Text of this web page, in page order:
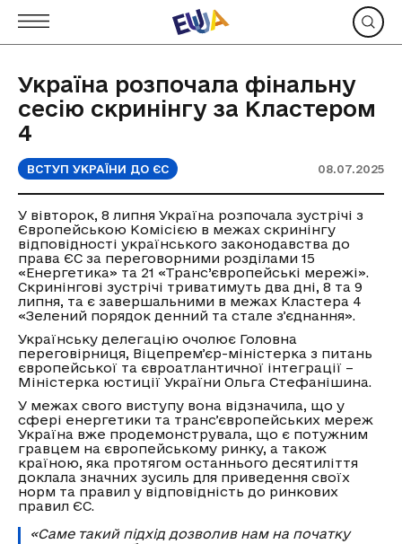
Україна розпочала фінальну
сесію скринінгу за Кластером
4
ВСТУП УКРАЇНИ ДО ЄС 08.07.2025
У вівторок, 8 липня Україна розпочала зустрічі з
Європейською Комісією в межах скринінгу
відповідності українського законодавства до
права ЄС за переговорними розділами 15
«Енергетика» та 21 «Транс’європейські мережі».
Скринінгові зустрічі триватимуть два дні, 8 та 9
липня, та є завершальними в межах Кластера 4
«Зелений порядок денний та стале зʼєднання».
Українську делегацію очолює Головна
переговірниця, Віцепремʼєр-міністерка з питань
європейської та євроатлантичної інтеграції –
Міністерка юстиції України Ольга Стефанішина.
У межах свого виступу вона відзначила, що у
сфері енергетики та трансʼєвропейських мереж
Україна вже продемонструвала, що є потужним
гравцем на європейському ринку, а також
країною, яка протягом останнього десятиліття
доклала значних зусиль для приведення своїх
норм та правил у відповідність до ринкових
правил ЄС.
«Саме такий підхід дозволив нам на початку